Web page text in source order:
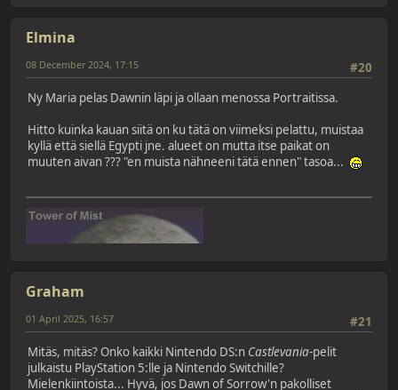
Elmina
#20
08 December 2024, 17:15
Ny Maria pelas Dawnin läpi ja ollaan menossa Portraitissa.
Hitto kuinka kauan siitä on ku tätä on viimeksi pelattu, muistaa
kyllä että siellä Egypti jne. alueet on mutta itse paikat on
muuten aivan ??? "en muista nähneeni tätä ennen" tasoa...
Graham
#21
01 April 2025, 16:57
Mitäs, mitäs? Onko kaikki Nintendo DS:n Castlevania-pelit
julkaistu PlayStation 5:lle ja Nintendo Switchille?
Mielenkiintoista... Hyvä, jos Dawn of Sorrow'n pakolliset